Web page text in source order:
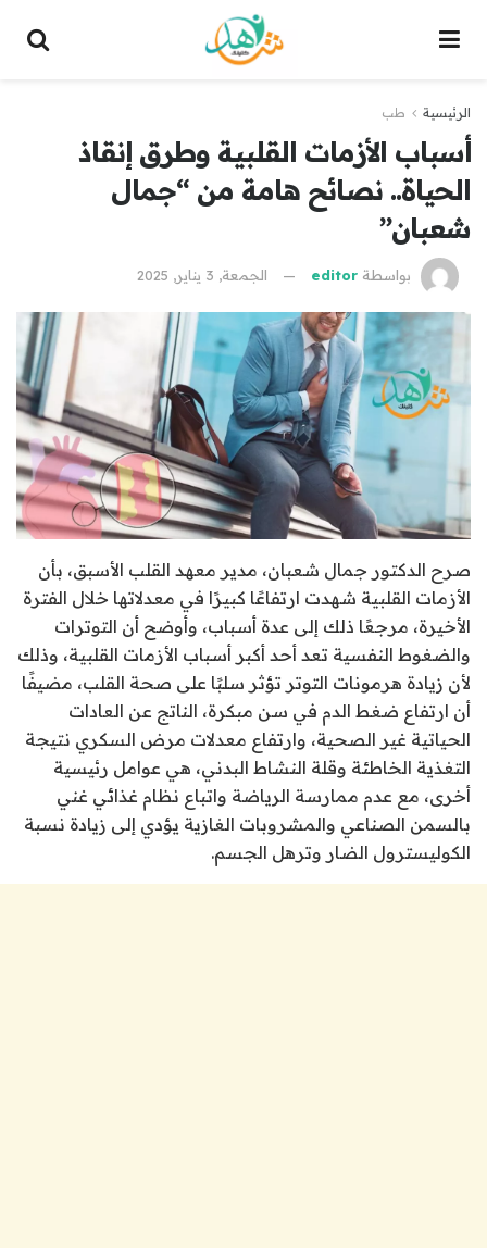
الرئيسية طب
أسباب الأزمات القلبية وطرق إنقاذ
الحياة.. نصائح هامة من “جمال
شعبان”
بواسطة editor الجمعة, 3 يناير, 2025
صرح الدكتور جمال شعبان، مدير معهد القلب الأسبق، بأن
الأزمات القلبية شهدت ارتفاعًا كبيرًا في معدلاتها خلال الفترة
الأخيرة، مرجعًا ذلك إلى عدة أسباب، وأوضح أن التوترات
والضغوط النفسية تعد أحد أكبر أسباب الأزمات القلبية، وذلك
لأن زيادة هرمونات التوتر تؤثر سلبًا على صحة القلب، مضيفًا
أن ارتفاع ضغط الدم في سن مبكرة، الناتج عن العادات
الحياتية غير الصحية، وارتفاع معدلات مرض السكري نتيجة
التغذية الخاطئة وقلة النشاط البدني، هي عوامل رئيسية
أخرى، مع عدم ممارسة الرياضة واتباع نظام غذائي غني
بالسمن الصناعي والمشروبات الغازية يؤدي إلى زيادة نسبة
الكوليسترول الضار وترهل الجسم.